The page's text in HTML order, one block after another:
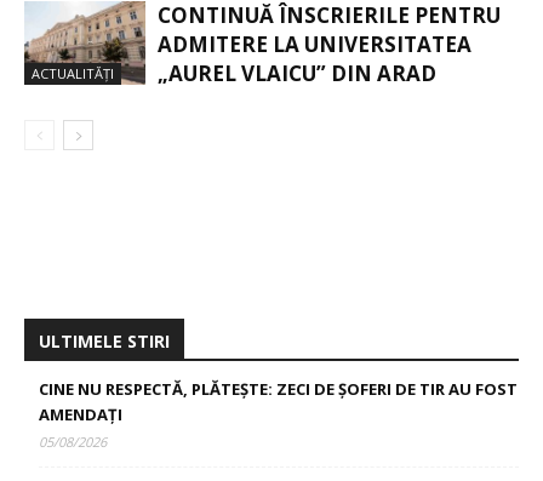
ACTUALITĂȚI
CONTINUĂ ÎNSCRIERILE PENTRU
ADMITERE LA UNIVERSITATEA
„AUREL VLAICU” DIN ARAD
ULTIMELE STIRI
CINE NU RESPECTĂ, PLĂTEȘTE: ZECI DE ȘOFERI DE TIR AU FOST
AMENDAȚI
05/08/2026